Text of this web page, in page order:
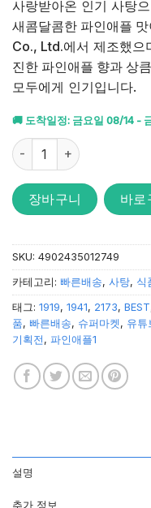
사랑받아온 인기 사탕
새콤달콤한 파인애플 맛
Co., Ltd.에서 제조했으
진한 파인애플 향과 상
모두에게 인기입니다.
🚚 도착일정: 금요일 08/14 -
파인 파인애플 아메 사탕 캔
장바구니 바로
SKU: 4902435012749
카테고리: 빠른배송, 사탕, 식
태그: 1919, 1941, 2173, BEST
품, 빠른배송, 슈퍼마켓 , 유튜
기획전 , 파인애플1
설명
추가 정보